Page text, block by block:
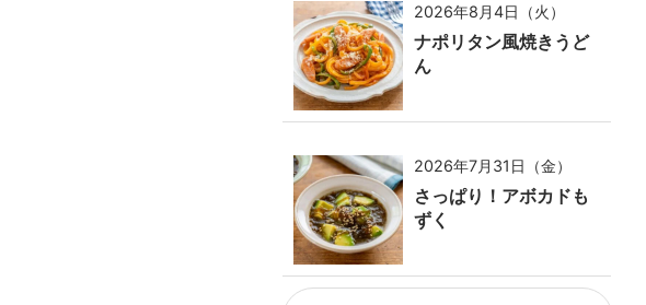
2026年8月4日（火）
ナポリタン風焼きうど
ん
2026年7月31日（金）
さっぱり！アボカドも
ずく